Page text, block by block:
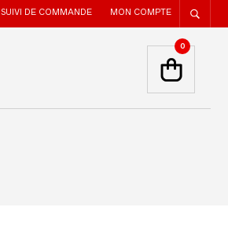
SUIVI DE COMMANDE MON COMPTE
0